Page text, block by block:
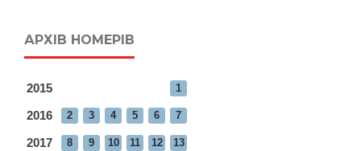
АРХІВ НОМЕРІВ
2015 1
2016 2 3 4 5 6 7
2017 8 9 10 11 12 13